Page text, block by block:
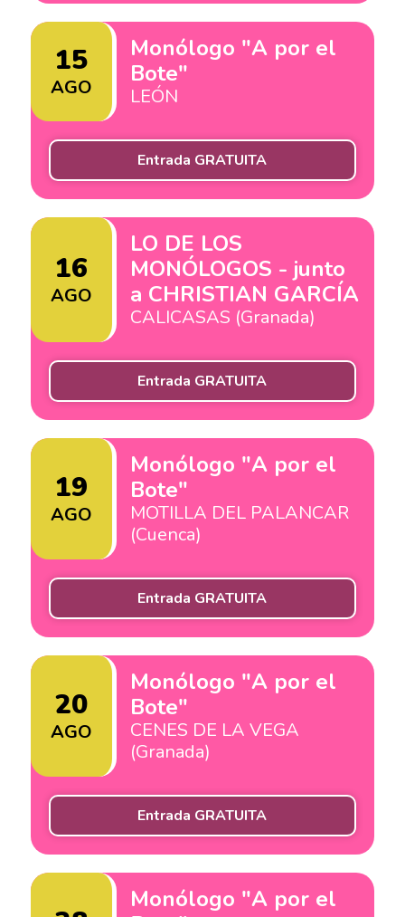
15
AGO
Monólogo "A por el
Bote"
LEÓN
Entrada GRATUITA
16
AGO
LO DE LOS
MONÓLOGOS - junto
a CHRISTIAN GARCÍA
CALICASAS (Granada)
Entrada GRATUITA
19
AGO
Monólogo "A por el
Bote"
MOTILLA DEL PALANCAR
(Cuenca)
Entrada GRATUITA
20
AGO
Monólogo "A por el
Bote"
CENES DE LA VEGA
(Granada)
Entrada GRATUITA
Monólogo "A por el